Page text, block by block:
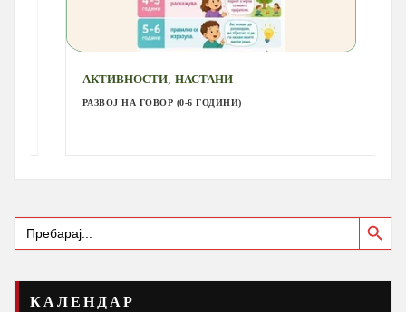
АКТИВНОСТИ,НАСТАНИ
РАЗВОЈ НА ГОВОР (0-6 ГОДИНИ)
Search
for:
Search Button
КАЛЕНДАР